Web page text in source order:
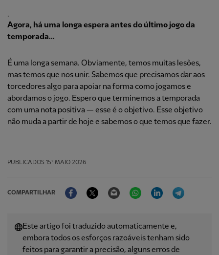
.
Agora, há uma longa espera antes do último jogo da
temporada...
É uma longa semana. Obviamente, temos muitas lesões,
mas temos que nos unir. Sabemos que precisamos dar aos
torcedores algo para apoiar na forma como jogamos e
abordamos o jogo. Espero que terminemos a temporada
com uma nota positiva — esse é o objetivo. Esse objetivo
não muda a partir de hoje e sabemos o que temos que fazer.
PUBLICADOS 15º MAIO 2026
COMPARTILHAR
FacebookTwitter Email WhatsAppLinkedIn
Este artigo foi traduzido automaticamente e,
embora todos os esforços razoáveis ​​tenham sido
feitos para garantir a precisão, alguns erros de